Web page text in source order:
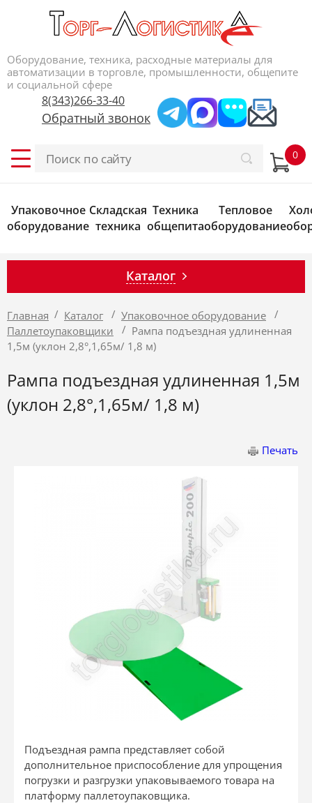
Оборудование, техника, расходные материалы для
автоматизации в торговле, промышленности, общепите
и социальной сфере
8(343)266-33-40
Обратный звонок
Упаковочное
оборудование
Складская
техника
Техника
общепита
Тепловое
оборудование
Каталог
Главная / Каталог / Упаковочное оборудование /
Паллетоупаковщики
/ Рампа подъездная удлиненная
1,5м (уклон 2,8°,1,65м/ 1,8 м)
Рампа подъездная удлиненная 1,5м
(уклон 2,8°,1,65м/ 1,8 м)
Печать
Подъездная рампа представляет собой
дополнительное приспособление для упрощения
погрузки и разгрузки упаковываемого товара на
платформу паллетоупаковщика.